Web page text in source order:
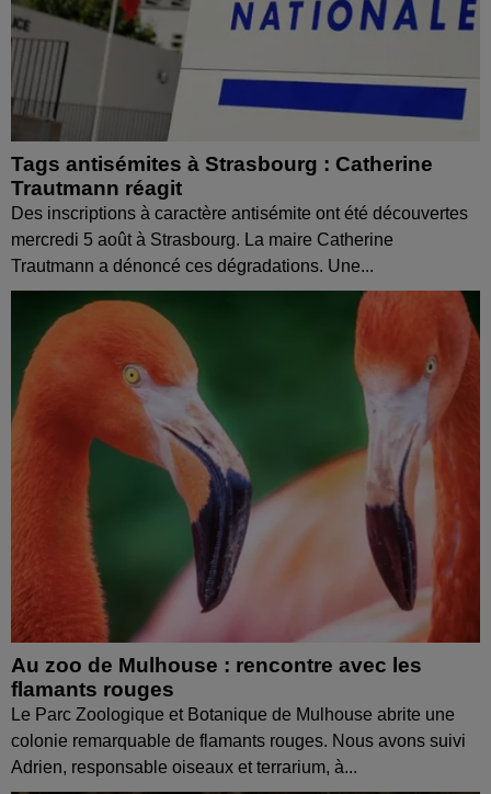
Tags antisémites à Strasbourg : Catherine
Trautmann réagit
Des inscriptions à caractère antisémite ont été découvertes
mercredi 5 août à Strasbourg. La maire Catherine
Trautmann a dénoncé ces dégradations. Une...
Au zoo de Mulhouse : rencontre avec les
flamants rouges
Le Parc Zoologique et Botanique de Mulhouse abrite une
colonie remarquable de flamants rouges. Nous avons suivi
Adrien, responsable oiseaux et terrarium, à...